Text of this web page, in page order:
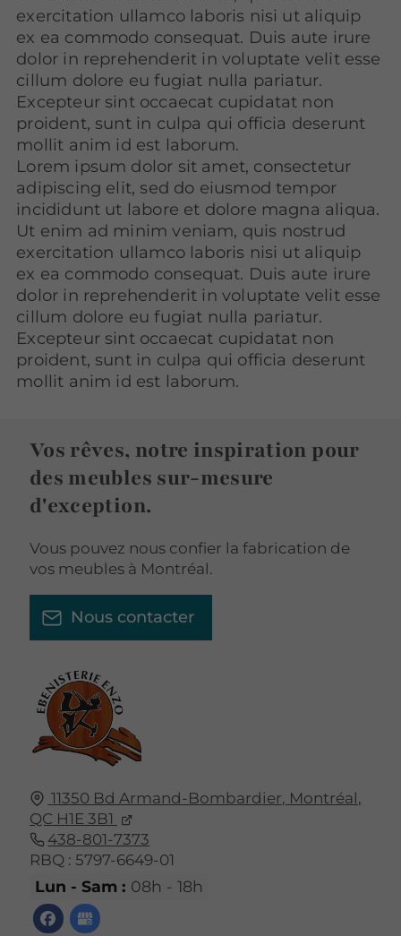
exercitation ullamco laboris nisi ut aliquip
ex ea commodo consequat. Duis aute irure
dolor in reprehenderit in voluptate velit esse
cillum dolore eu fugiat nulla pariatur.
Excepteur sint occaecat cupidatat non
proident, sunt in culpa qui officia deserunt
mollit anim id est laborum.
Lorem ipsum dolor sit amet, consectetur
adipiscing elit, sed do eiusmod tempor
incididunt ut labore et dolore magna aliqua.
Ut enim ad minim veniam, quis nostrud
exercitation ullamco laboris nisi ut aliquip
ex ea commodo consequat. Duis aute irure
dolor in reprehenderit in voluptate velit esse
cillum dolore eu fugiat nulla pariatur.
Excepteur sint occaecat cupidatat non
proident, sunt in culpa qui officia deserunt
mollit anim id est laborum.
11350 Bd Armand-Bombardier, Montréal,
QC H1E 3B1
438-801-7373
RBQ : 5797-6649-01
Lun - Sam : 08h - 18h
Vos rêves, notre inspiration pour
des meubles sur-mesure
d'exception.
Vous pouvez nous confier la fabrication de
vos meubles à Montréal.
Nous contacter